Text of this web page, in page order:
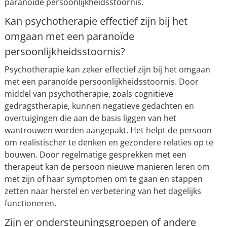
Kan psychotherapie effectief zijn bij het
omgaan met een paranoïde
persoonlijkheidsstoornis?
Psychotherapie kan zeker effectief zijn bij het omgaan
met een paranoïde persoonlijkheidsstoornis. Door
middel van psychotherapie, zoals cognitieve
gedragstherapie, kunnen negatieve gedachten en
overtuigingen die aan de basis liggen van het
wantrouwen worden aangepakt. Het helpt de persoon
om realistischer te denken en gezondere relaties op te
bouwen. Door regelmatige gesprekken met een
therapeut kan de persoon nieuwe manieren leren om
met zijn of haar symptomen om te gaan en stappen
zetten naar herstel en verbetering van het dagelijks
functioneren.
Zijn er ondersteuningsgroepen of andere